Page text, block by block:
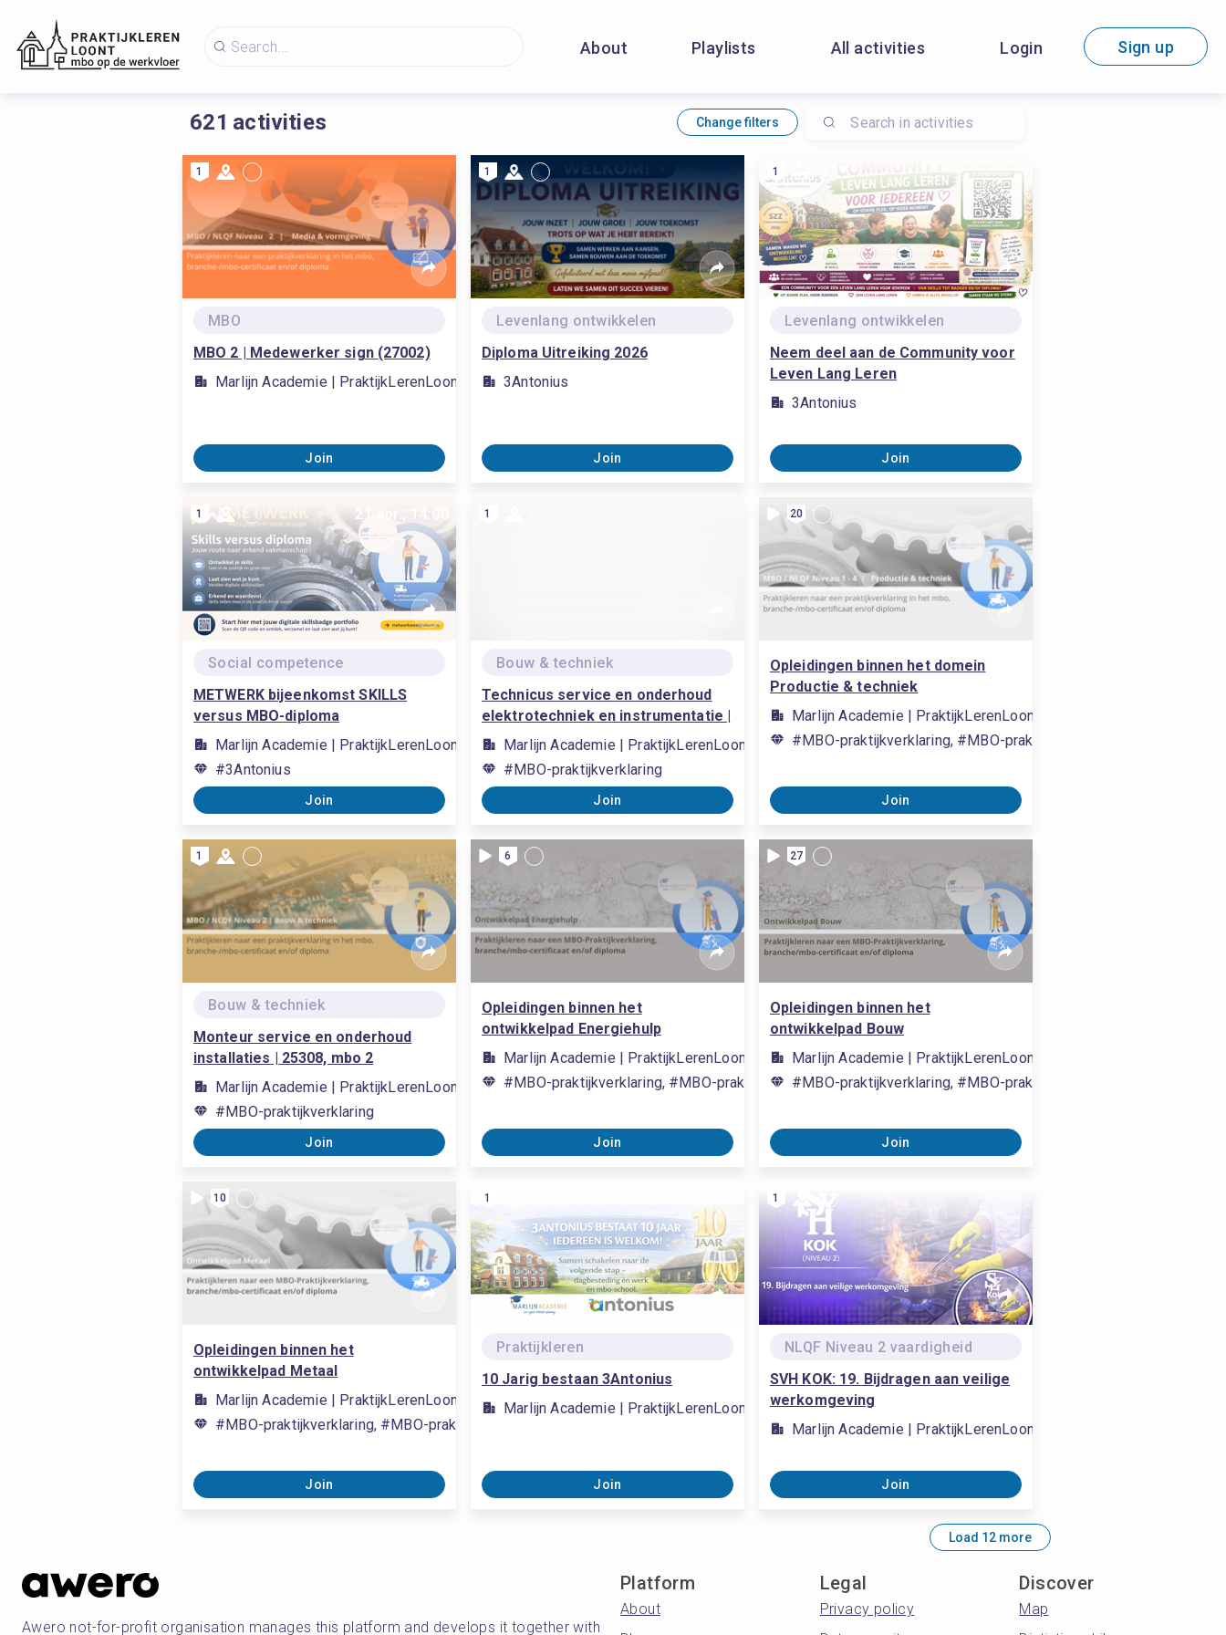
About Playlists All activities Login Sign up
621 activities Change filters
1
MBO
MBO 2 | Medewerker sign (27002)
Marlijn Academie | PraktijkLerenLoont
Join
1
Levenlang ontwikkelen
Diploma Uitreiking 2026
3Antonius
Join
1
Levenlang ontwikkelen
Neem deel aan de Community voor
Leven Lang Leren
3Antonius
Join
1 21 abr., 14:00
Social competence
METWERK bijeenkomst SKILLS
versus MBO-diploma
Marlijn Academie | PraktijkLerenLoont
#3Antonius
Join
1
Bouw & techniek
Technicus service en onderhoud
elektrotechniek en instrumentatie |
25309, mbo 4
Marlijn Academie | PraktijkLerenLoont
#MBO-praktijkverklaring
Join
20
Opleidingen binnen het domein
Productie & techniek
Marlijn Academie | PraktijkLerenLoont
#MBO-praktijkverklaring, #MBO-praktijkverklaring, #MBO-
Join
1
Bouw & techniek
Monteur service en onderhoud
installaties | 25308, mbo 2
Marlijn Academie | PraktijkLerenLoont
#MBO-praktijkverklaring
Join
6
Opleidingen binnen het
ontwikkelpad Energiehulp
Marlijn Academie | PraktijkLerenLoont
#MBO-praktijkverklaring, #MBO-praktijkverklaring, #MBO-praktijkverklaring, #MBO-praktijkverklaring, #MBO-
Join
27
Opleidingen binnen het
ontwikkelpad Bouw
Marlijn Academie | PraktijkLerenLoont
#MBO-praktijkverklaring, #MBO-praktijkverklaring, #MBO-
Join
10
Opleidingen binnen het
ontwikkelpad Metaal
Marlijn Academie | PraktijkLerenLoont
#MBO-praktijkverklaring, #MBO-praktijkverklaring, #MBO-praktijkverklaring, #MBO-praktijkverklaring, #MBO-praktijkverklaring, #MBO-praktijkverklaring,
Join
1
Praktijkleren
10 Jarig bestaan 3Antonius
Marlijn Academie | PraktijkLerenLoont
Join
1
NLQF Niveau 2 vaardigheid
SVH KOK: 19. Bijdragen aan veilige
werkomgeving
Marlijn Academie | PraktijkLerenLoont
Join
Load 12 more
Awero not-for-profit organisation manages this platform and develops it together with
Platform
About
Legal
Privacy policy
Discover
Map